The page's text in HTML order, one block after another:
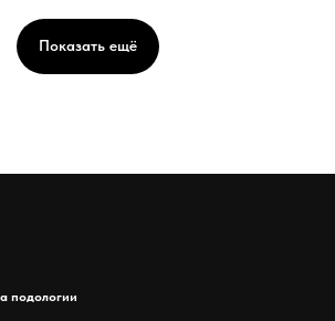
Показать ещё
подологии